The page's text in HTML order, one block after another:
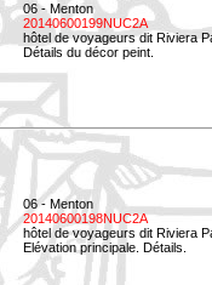
06 - Menton
20140600199NUC2A
hôtel de voyageurs dit Riviera
Détails du décor peint.
06 - Menton
20140600198NUC2A
hôtel de voyageurs dit Riviera
Elévation principale. Détails.